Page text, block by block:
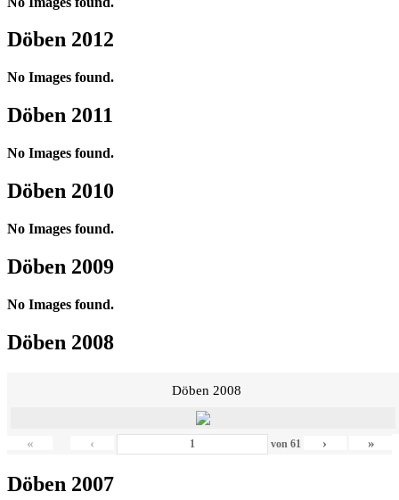
Döben 2012
No Images found.
Döben 2011
No Images found.
Döben 2010
No Images found.
Döben 2009
No Images found.
Döben 2008
Döben 2008
« ‹ von 61 › »
Döben 2007